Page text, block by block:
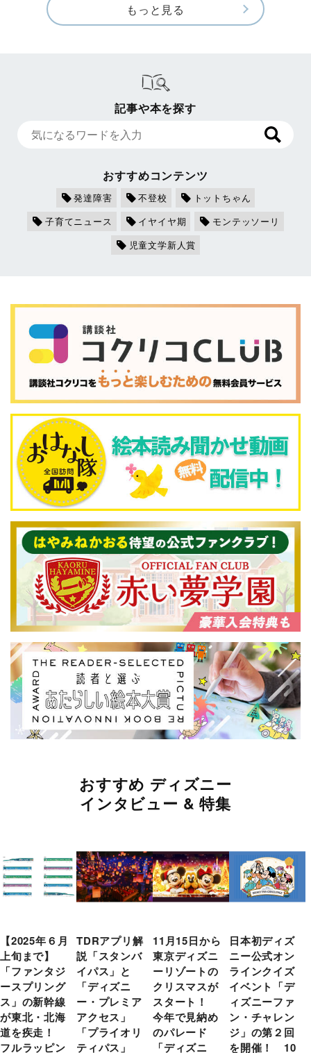
もっと見る
記事や本を探す
おすすめコンテンツ
発達障害 不登校
トットちゃん
子育てニュース
イヤイヤ期
モンテッソーリ
児童文学新人賞
おすすめ ディズニー
インタビュー & 特集
【2025年６月
上旬まで】
「ファンタジ
ースプリング
ス」の新幹線
が東北・北海
道を疾走！
フルラッピン
TDRアプリ解
説「スタンバ
イパス」と
「ディズニ
ー・プレミア
アクセス」
「プライオリ
ティパス」
11月15日から
東京ディズニ
ーリゾートの
クリスマスが
スタート！
今年で見納め
のパレード
「ディズニ
日本初ディズ
ニー公式オン
ラインクイズ
イベント「デ
ィズニーファ
ン・チャレン
ジ」の第２回
を開催！ 10